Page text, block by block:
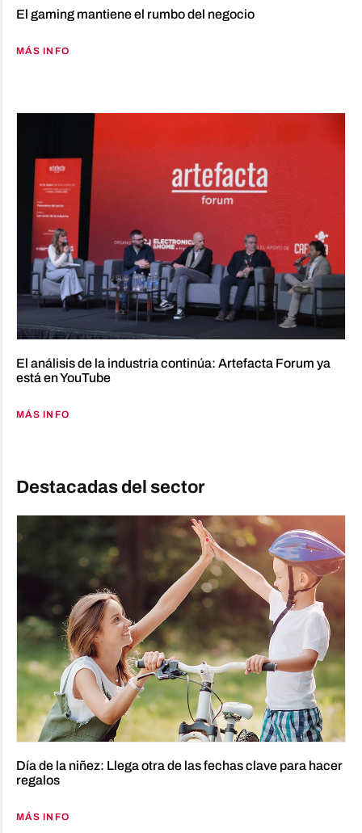
El gaming mantiene el rumbo del negocio
MÁS INFO
El análisis de la industria continúa: Artefacta Forum ya
está en YouTube
MÁS INFO
Destacadas del sector
Día de la niñez: Llega otra de las fechas clave para hacer
regalos
MÁS INFO